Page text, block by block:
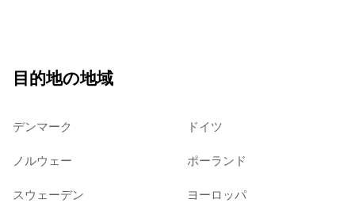
目的地の地域
デンマーク ドイツ
ノルウェー ポーランド
スウェーデン ヨーロッパ